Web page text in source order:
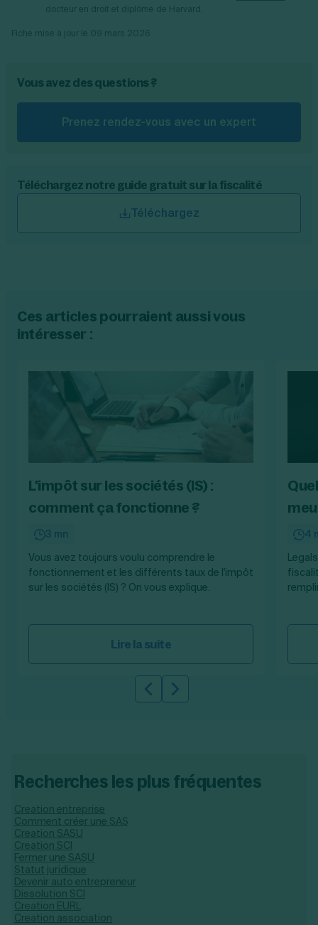
Vous avez des questions ?
Prenez rendez-vous avec un expert
Téléchargez notre guide gratuit sur la fiscalité
Téléchargez
Ces articles pourraient aussi vous
intéresser :
L'impôt sur les sociétés (IS) :
comment ça fonctionne ?
3 mn
Vous avez toujours voulu comprendre le
fonctionnement et les différents taux de l'impôt
sur les sociétés (IS) ? On vous explique.
Lire la suite
4
Slide précédente
Slide suivante
Recherches les plus fréquentes
Creation entreprise
Comment créer une SAS
Creation SASU
Creation SCI
Fermer une SASU
Statut juridique
Devenir auto entrepreneur
Dissolution SCI
Creation EURL
Creation association